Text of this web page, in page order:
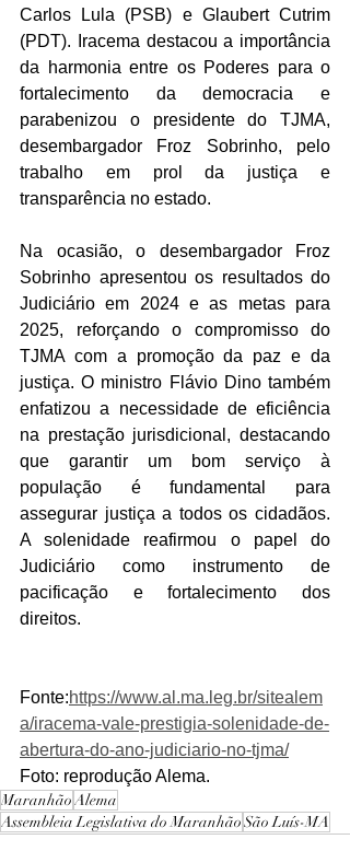
Carlos Lula (PSB) e Glaubert Cutrim
(PDT). Iracema destacou a importância
da harmonia entre os Poderes para o
fortalecimento da democracia e
parabenizou o presidente do TJMA,
desembargador Froz Sobrinho, pelo
trabalho em prol da justiça e
transparência no estado.
Na ocasião, o desembargador Froz
Sobrinho apresentou os resultados do
Judiciário em 2024 e as metas para
2025, reforçando o compromisso do
TJMA com a promoção da paz e da
justiça. O ministro Flávio Dino também
enfatizou a necessidade de eficiência
na prestação jurisdicional, destacando
que garantir um bom serviço à
população é fundamental para
assegurar justiça a todos os cidadãos.
A solenidade reafirmou o papel do
Judiciário como instrumento de
pacificação e fortalecimento dos
direitos.
Fonte:https://www.al.ma.leg.br/sitealem
a/iracema-vale-prestigia-solenidade-de-
abertura-do-ano-judiciario-no-tjma/
Foto: reprodução Alema.
MaranhãoAlema
Assembleia Legislativa do MaranhãoSão Luís-MA